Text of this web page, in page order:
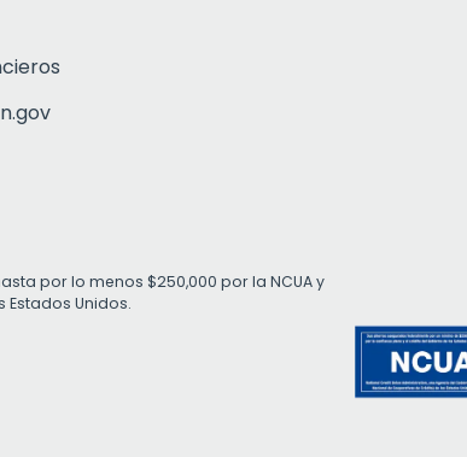
por lo menos $250,000 por la NCUA y
Unidos.